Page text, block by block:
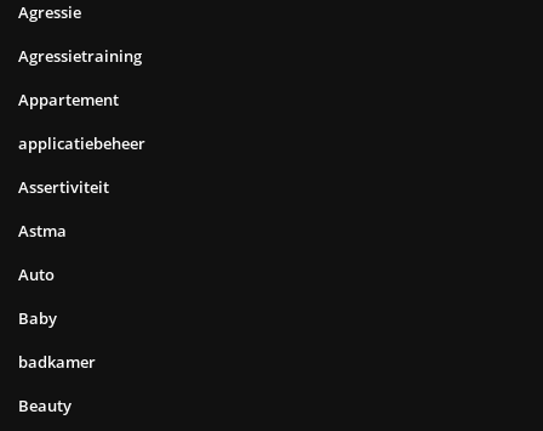
Agressie
Agressietraining
Appartement
applicatiebeheer
Assertiviteit
Astma
Auto
Baby
badkamer
Beauty